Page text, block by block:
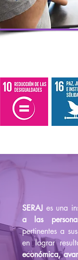
SERAJ es una
a las
pertinentes a
en lograr
económica,